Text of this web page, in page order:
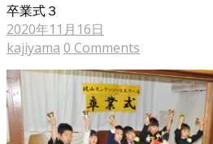
卒業式３
2020年11月16日
kajiyama 0 Comments